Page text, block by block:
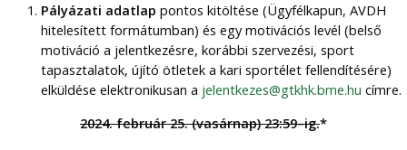
Pályázati adatlap pontos kitöltése (Ügyfélkapun, AVDH
hitelesített formátumban) és egy motivációs levél (belső
motiváció a jelentkezésre, korábbi szervezési, sport
tapasztalatok, újító ötletek a kari sportélet fellendítésére)
elküldése elektronikusan a jelentkezes@gtkhk.bme.hu címre.
2024. február 25. (vasárnap) 23:59–ig.*